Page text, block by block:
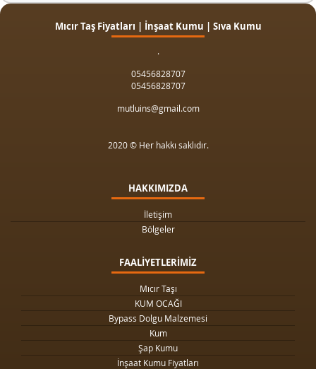
Mıcır Taş Fiyatları | İnşaat Kumu | Sıva Kumu
.
05456828707
05456828707
mutluins@gmail.com
2020 © Her hakkı saklıdır.
HAKKIMIZDA
İletişim
Bölgeler
FAALİYETLERİMİZ
Mıcır Taşı
KUM OCAĞI
Bypass Dolgu Malzemesi
Kum
Şap Kumu
İnşaat Kumu Fiyatları